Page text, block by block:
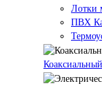
Лотки
ПВХ